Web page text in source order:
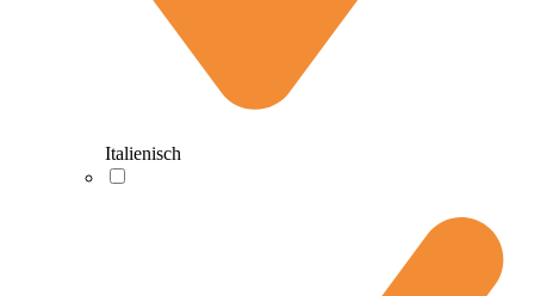
Italienisch